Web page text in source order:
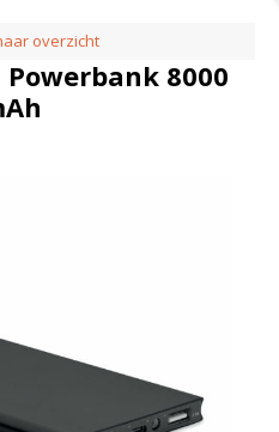
overzicht
Powerbank 8000